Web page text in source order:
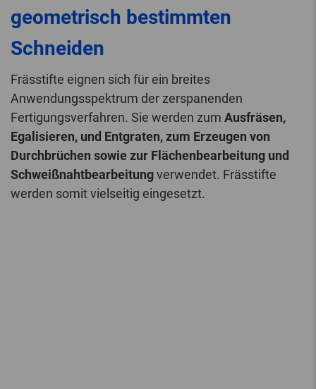
geometrisch bestimmten
Schneiden
Frässtifte eignen sich für ein breites
Anwendungsspektrum der zerspanenden
Fertigungsverfahren. Sie werden zum Ausfräsen,
Egalisieren, und Entgraten, zum Erzeugen von
Durchbrüchen sowie zur Flächenbearbeitung und
Schweißnahtbearbeitungverwendet. Frässtifte
werden somit vielseitig eingesetzt.